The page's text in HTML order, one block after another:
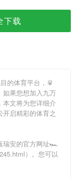
下载
的体育平台，🥫
果您想加入九万
本文将为您详细介
启精彩的体育之
瑞安的官方网址🏎
）。您可以